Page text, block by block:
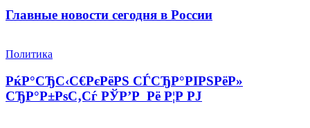
Главные новости сегодня в России
Политика
РќР°СЂС‹С€РєРёРЅ СЃСЂР°РІРЅРёР»
СЂР°Р±РѕС‚Сѓ РЎР’Р Рё Р¦Р РЈ